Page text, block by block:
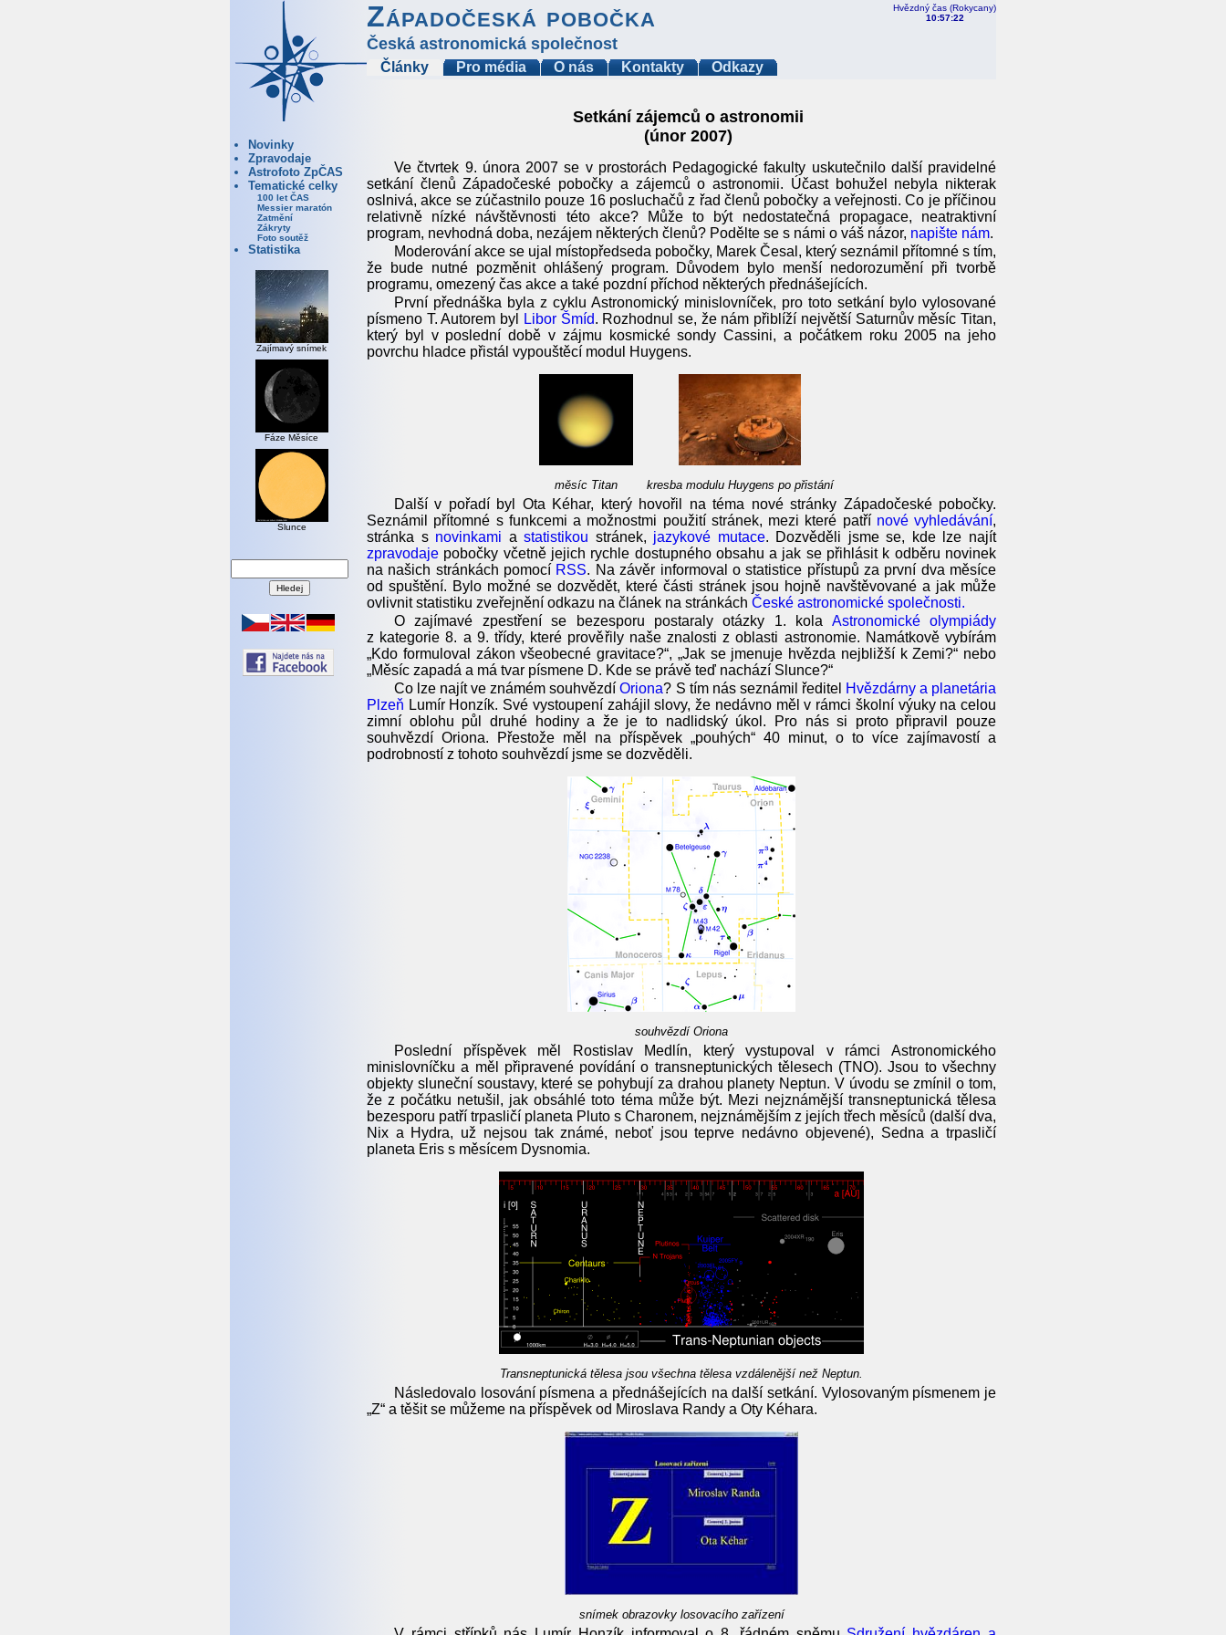
Hvězdný čas (Rokycany)
10:57:23
Západočeská pobočka
Česká astronomická společnost
Články Pro média O nás Kontakty Odkazy
Novinky
Zpravodaje
Astrofoto ZpČAS
Tematické celky
100 let ČAS
Messier maratón
Zatmění
Zákryty
Foto soutěž
Statistika
Zajímavý snímek
Fáze Měsíce
Slunce
Setkání zájemců o astronomii
(únor 2007)
Ve čtvrtek 9. února 2007 se v prostorách Pedagogické fakulty uskutečnilo další pravidelné
setkání členů Západočeské pobočky a zájemců o astronomii. Účast bohužel nebyla nikterak
oslnivá, akce se zúčastnilo pouze 16 posluchačů z řad členů pobočky a veřejnosti. Co je příčinou
relativně nízké návštěvnosti této akce? Může to být nedostatečná propagace, neatraktivní
program, nevhodná doba, nezájem některých členů? Podělte se s námi o váš názor, napište nám.
Moderování akce se ujal místopředseda pobočky, Marek Česal, který seznámil přítomné s tím,
že bude nutné pozměnit ohlášený program. Důvodem bylo menší nedorozumění při tvorbě
programu, omezený čas akce a také pozdní příchod některých přednášejících.
První přednáška byla z cyklu Astronomický minislovníček, pro toto setkání bylo vylosované
písmeno T. Autorem byl
Libor Šmíd. Rozhodnul se, že nám přiblíží největší Saturnův měsíc Titan,
který byl v poslední době v zájmu kosmické sondy Cassini, a počátkem roku 2005 na jeho
povrchu hladce přistál vypouštěcí modul Huygens.
měsíc Titan kresba modulu Huygens po přistání
Další v pořadí byl Ota Kéhar, který hovořil na téma nové stránky Západočeské pobočky.
Seznámil přítomné s funkcemi a možnostmi použití stránek, mezi které patří nové vyhledávání,
stránka s novinkami astatistikou stránek, jazykové mutace. Dozvěděli jsme se, kde lze najít
zpravodaje pobočky včetně jejich rychle dostupného obsahu a jak se přihlásit k odběru novinek
na našich stránkách pomocí RSS. Na závěr informoval o statistice přístupů za první dva měsíce
od spuštění. Bylo možné se dozvědět, které části stránek jsou hojně navštěvované a jak může
ovlivnit statistiku zveřejnění odkazu na článek na stránkách České astronomické společnosti.
O zajímavé zpestření se bezesporu postaraly otázky 1. kola Astronomické olympiády
z kategorie 8. a 9. třídy, které prověřily naše znalosti z oblasti astronomie. Namátkově vybírám
„Kdo formuloval zákon všeobecné gravitace?“, „Jak se jmenuje hvězda nejbližší k Zemi?“ nebo
„Měsíc zapadá a má tvar písmene D. Kde se právě teď nachází Slunce?“
Co lze najít ve známém souhvězdíOriona? S tím nás seznámil ředitel Hvězdárny a planetária
Plzeň Lumír Honzík. Své vystoupení zahájil slovy, že nedávno měl v rámci školní výuky na celou
zimní oblohu půl druhé hodiny a že je to nadlidský úkol. Pro nás si proto připravil pouze
souhvězdí Oriona. Přestože měl na příspěvek „pouhých“ 40 minut, o to více zajímavostí a
podrobností z tohoto souhvězdí jsme se dozvěděli.
souhvězdí Oriona
Poslední příspěvek měl Rostislav Medlín, který vystupoval v rámci Astronomického
minislovníčku a měl připravené povídání o transneptunických tělesech (TNO). Jsou to všechny
objekty sluneční soustavy, které se pohybují za drahou planety Neptun. V úvodu se zmínil o tom,
že z počátku netušil, jak obsáhlé toto téma může být. Mezi nejznámější transneptunická tělesa
bezesporu patří trpasličí planeta Pluto s Charonem, nejznámějším z jejích třech měsíců (další dva,
Nix a Hydra, už nejsou tak známé, neboť jsou teprve nedávno objevené), Sedna a trpasličí
planeta Eris s měsícem Dysnomia.
Transneptunická tělesa jsou všechna tělesa vzdálenější než Neptun.
Následovalo losování písmena a přednášejících na další setkání. Vylosovaným písmenem je
„Z“ a těšit se můžeme na příspěvek od Miroslava Randy a Oty Kéhara.
snímek obrazovky losovacího zařízení